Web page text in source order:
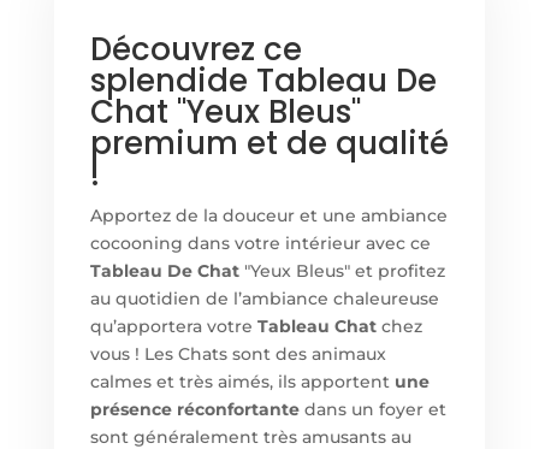
Découvrez ce
splendide Tableau De
Chat "Yeux Bleus"
premium et de qualité
!
Apportez de la douceur et une ambiance
cocooning dans votre intérieur avec ce
Tableau De Chat"Yeux Bleus" et profitez
au quotidien de l’ambiance chaleureuse
qu’apportera votre Tableau Chatchez
vous ! Les Chats sont des animaux
calmes et très aimés, ils apportent une
présence réconfortantedans un foyer et
sont généralement très amusants au